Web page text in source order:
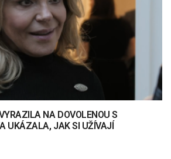
NA DOVOLENOU S
UKÁZALA, JAK SI UŽÍVAJÍ